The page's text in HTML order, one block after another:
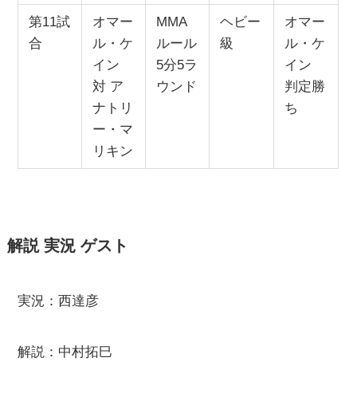
第11試
合
オマー
ル・ケ
イン
対 ア
ナトリ
ー・マ
リキン
MMA
ルール
5分5ラ
ウンド
ヘビー
級
オマー
ル・ケ
イン
判定勝
ち
解説 実況 ゲスト
実況：西達彦
解説：中村拓巳